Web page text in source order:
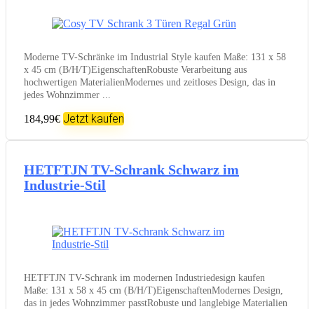
Moderne TV-Schränke im Industrial Style kaufen Maße: 131 x 58
x 45 cm (B/H/T)EigenschaftenRobuste Verarbeitung aus
hochwertigen MaterialienModernes und zeitloses Design, das in
jedes Wohnzimmer ...
184,99€ Jetzt kaufen
HETFTJN TV-Schrank Schwarz im
Industrie-Stil
HETFTJN TV-Schrank im modernen Industriedesign kaufen
Maße: 131 x 58 x 45 cm (B/H/T)EigenschaftenModernes Design,
das in jedes Wohnzimmer passtRobuste und langlebige Materialien